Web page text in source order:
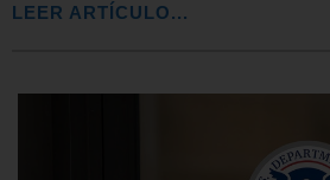
LEER ARTÍCULO...